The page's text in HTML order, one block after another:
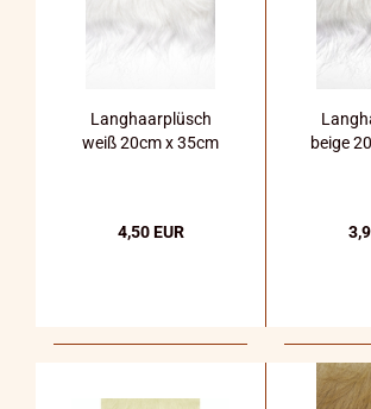
Langhaarplüsch
weiß 20cm x 35cm
4,50 EUR
beige